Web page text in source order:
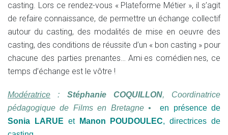
casting. Lors ce rendez-vous « Plateforme Métier », il s’agit
de refaire connaissance, de permettre un échange collectif
autour du casting, des modalités de mise en oeuvre des
casting, des conditions de réussite d’un « bon casting » pour
chacune des parties prenantes…Ami·es comédien·nes, ce
temps d’échange est le vôtre !
Modératrice : Stéphanie COQUILLON, Coordinatrice
pédagogique de Films en Bretagne •en présence de
Sonia LARUE etManon POUDOULEC, directrices de